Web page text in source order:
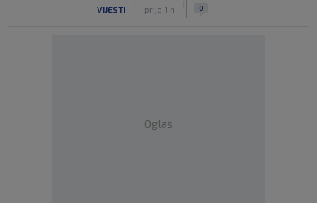
VIJESTI prije 1 h 0
Oglas